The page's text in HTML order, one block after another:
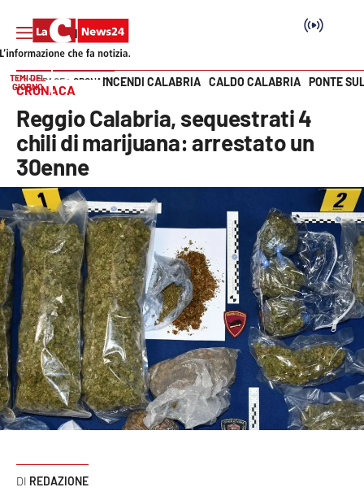
SEZIONI
Cronaca
Politica
Attualità
Economia e lavoro
Italia Mondo
Sanità
Sport
Vai
TEMI DEL
GIORNO
INCENDI CALABRIA CALDO CALABRIA PONTE
HOME PAGE CRONACA
CRONACA
Reggio Calabria, sequestrati 4
chili di marijuana: arrestato un
30enne
REDAZIONE